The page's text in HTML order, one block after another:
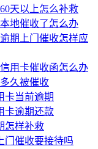
天以上怎么补救
地催收了怎么办
期上门催收怎样应
用卡催收函怎么办
久被催收
卡当前逾期
卡逾期还款
怎样补救
门催收要接待吗